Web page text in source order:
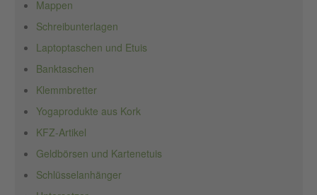
Mappen
Schreibunterlagen
Laptoptaschen und Etuis
Banktaschen
Klemmbretter
Yogaprodukte aus Kork
KFZ-Artikel
Geldbörsen und Kartenetuis
Schlüsselanhänger